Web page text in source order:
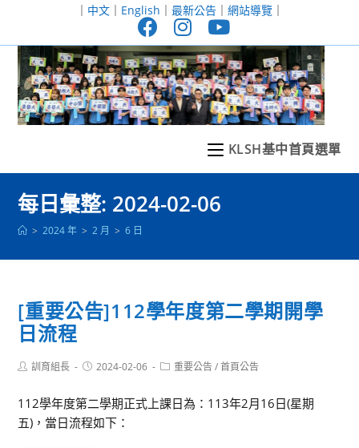
至
｜ 中文｜ English ｜ 最新公告｜ 網站導覽｜
KLSH基中首頁選單
每日彙整: 2024-02-06
> 2024 年 > 2 月 > 6 日
[重要公告]112學年度第二學期開學
日流程
Post訓育組長
Post2024-02-06
Post重要公告 / 首頁公告
112學年度第二學期正式上課日為：113年2月16日(星期
五)，當日流程如下：